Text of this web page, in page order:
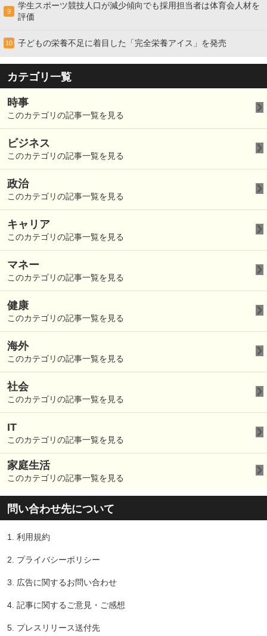
9
学生スポーツ競技人口が減少傾向でも採用担当者は体育会人材を
評価
10 子どもの栄養不足に着目した「完全栄養アイス」を発売
カテゴリ一覧
時事
このカテゴリの記事一覧を見る
ビジネス
このカテゴリの記事一覧を見る
政治
このカテゴリの記事一覧を見る
キャリア
このカテゴリの記事一覧を見る
マネー
このカテゴリの記事一覧を見る
健康
このカテゴリの記事一覧を見る
海外
このカテゴリの記事一覧を見る
社会
このカテゴリの記事一覧を見る
IT
このカテゴリの記事一覧を見る
家庭生活
このカテゴリの記事一覧を見る
問い合わせ先について
1. 利用規約
2. プライバシーポリシー
3. 広告に関するお問い合わせ
4. 記事に関するご意見・ご感想
5. プレスリリース送付先